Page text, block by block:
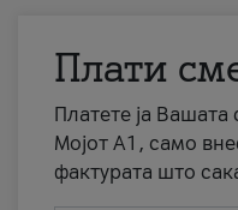
Плати
Платете ја Вашата
Мојот А1, само
фактурата што